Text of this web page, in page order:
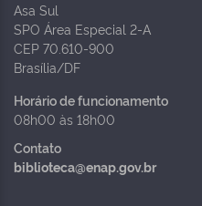
Asa Sul
SPO Área Especial 2-A
CEP 70.610-900
Brasília/DF
Horário de funcionamento
08h00 às 18h00
Contato
biblioteca@enap.gov.br